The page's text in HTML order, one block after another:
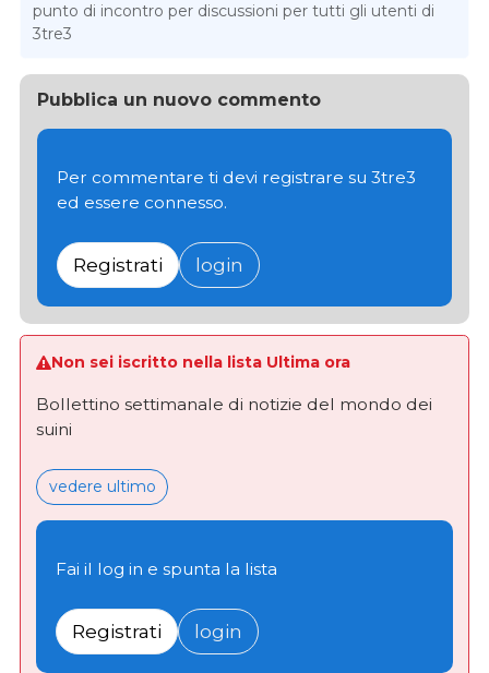
punto di incontro per discussioni per tutti gli utenti di
3tre3
Pubblica un nuovo commento
Per commentare ti devi registrare su 3tre3
ed essere connesso.
Registrati login
Non sei iscritto nella lista Ultima ora
Bollettino settimanale di notizie del mondo dei
suini
vedere ultimo
Fai il log in e spunta la lista
Registrati login